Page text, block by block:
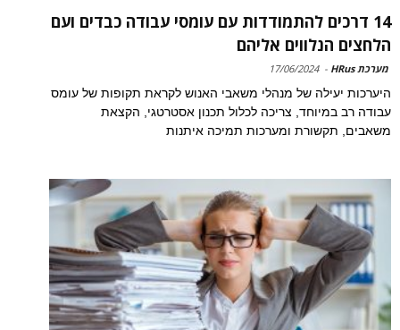
14 דרכים להתמודדות עם עומסי עבודה כבדים ועם
הלחצים הנלווים אליהם
מערכת HRus -
17/06/2024
היערכות יעילה של מנהלי משאבי האנוש לקראת תקופות של עומס
עבודה רב במיוחד, צריכה לכלול תכנון אסטרטגי, הקצאת
משאבים, תקשורת ומערכות תמיכה איתנות